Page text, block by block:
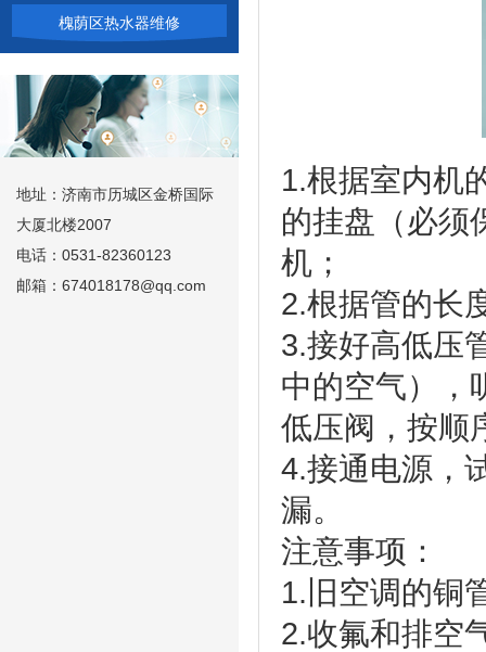
槐荫区热水器维修
地址：济南市历城区金桥国际
大厦北楼2007
电话：0531-82360123
邮箱：674018178@qq.com
1.根据室内机
的挂盘（必须
机；
2.根据管的长
3.接好高低压
中的空气），
低压阀，按
4.接通电源，
漏。
注意事项：
1.旧空调的铜
2.收氟和排